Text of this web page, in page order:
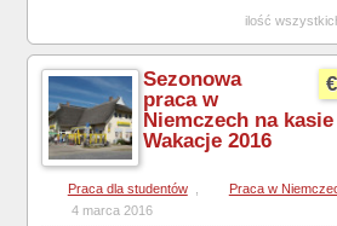
ilość
Sezonowa
praca w
Niemczech na
Wakacje 2016
Praca dla studentów , Praca w
4 marca 2016